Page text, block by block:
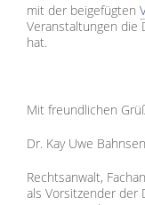
mit der beigefügten
Veranstaltungen die
hat.
Mit freundlichen
Dr. Kay Uwe Bahnsen
Rechtsanwalt,
als Vorsitzender der